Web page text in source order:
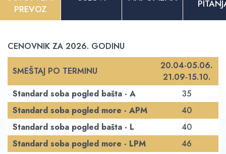
PREVOZ
CENOVNIK ZA 2026. GODINU
SMEŠTAJ PO TERMINU
20.04-05.06.
21.09-15.10.
Standard soba pogled bašta - A
35
Standard soba pogled more - APM
40
Standard soba pogled bašta - L
40
Standard soba pogled more - LPM
46